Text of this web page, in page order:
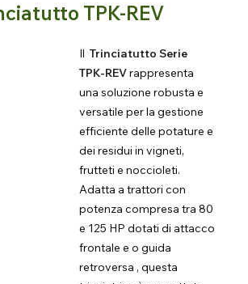
TPK-REV
IlTrinciatutto Serie
TPK-REVrappresenta
una soluzione robusta e
versatile per la gestione
efficiente delle potature e
dei residui in vigneti,
frutteti e noccioleti.
Adatta a trattori con
potenza compresa tra 80
e 125 HP dotati di attacco
frontale e o guida
retroversa , questa